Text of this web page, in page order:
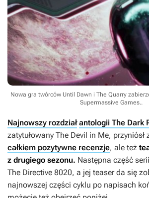
Nowa gra twórców Until Dawn i The Quarry
Supermassive Games..
Najnowszy rozdział antologii The Dark
zatytułowany The Devil in Me, przyniósł
całkiem pozytywne recenzje, ale też
z drugiego sezonu. Następna część
The Directive 8020, a jej teaser da się
najnowszej części cyklu po napisach